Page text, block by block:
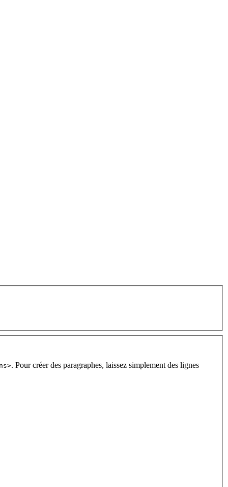
. Pour créer des paragraphes, laissez simplement des lignes